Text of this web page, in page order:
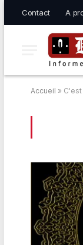
Contact A
Accueil »